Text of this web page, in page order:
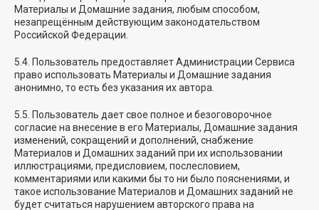
Материалы и Домашние задания, любым способом,
незапрещённым действующим законодательством
Российской Федерации.
5.4. Пользователь предоставляет Администрации Сервиса
право использовать Материалы и Домашние задания
анонимно, то есть без указания их автора.
5.5. Пользователь дает свое полное и безоговорочное
согласие на внесение в его Материалы, Домашние задания
изменений, сокращений и дополнений, снабжение
Материалов и Домашних заданий при их использовании
иллюстрациями, предисловием, послесловием,
комментариями или какими бы то ни было пояснениями, и
такое использование Материалов и Домашних заданий не
будет считаться нарушением авторского права на